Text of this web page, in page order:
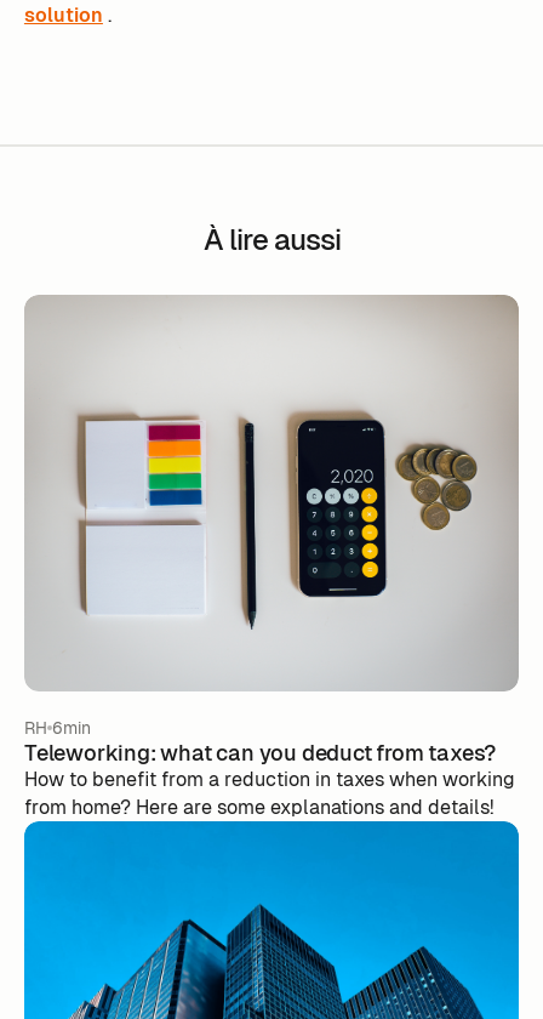
solution .
À lire aussi
RH 6min
Teleworking: what can you deduct from taxes?
How to benefit from a reduction in taxes when working
from home? Here are some explanations and details!